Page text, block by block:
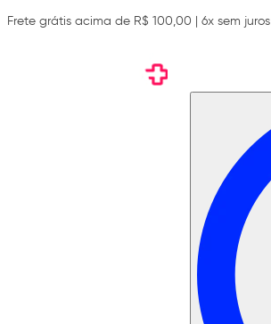
Frete grátis acima de R$ 100,00 | 6x sem juros